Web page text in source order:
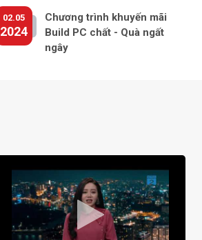
02.05
2024
Chương trình khuyến mãi
Build PC chất - Quà ngất
ngây